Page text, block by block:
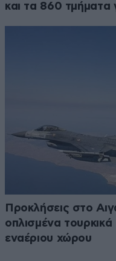
και τα 860 τμήματα
Προκλήσεις στο
οπλισμένα τουρκικά
εναέριου χώρου